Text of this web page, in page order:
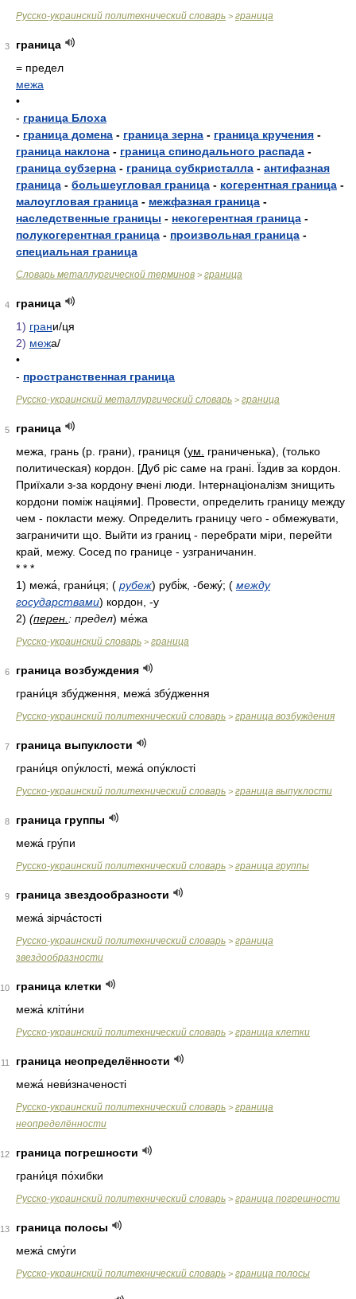
Русско-украинский политехнический словарь > граница
3
граница
= предел
межа
•
- граница Блоха
- граница домена - граница зерна - граница кручения -
граница наклона - граница спинодального распада -
граница субзерна - граница субкристалла - антифазная
граница - большеугловая граница - когерентная граница -
малоугловая граница - межфазная граница -
наследственные границы - некогерентная граница -
полукогерентная граница - произвольная граница -
специальная граница
Словарь металлургической терминов > граница
4
граница
1) грани/ця
2) межа/
•
- пространственная граница
Русско-украинский металлургический словарь > граница
5
граница
межа, грань (р. грани), границя (ум.
граниченька), (только
политическая) кордон. [Дуб ріс саме на грані. Їздив за кордон.
Приїхали з-за кордону вчені люди. Інтернаціоналізм знищить
кордони поміж націями]. Провести, определить границу между
чем - покласти межу. Определить границу чего - обмежувати,
заграничити що. Выйти из границ - перебрати міри, перейти
край, межу. Сосед по границе - узграничанин.
* * *
1) межа́, грани́ця; ( рубеж) рубі́ж, -бежу́; ( между
государствами) кордон, -у
2) (перен. : предел) ме́жа
Русско-украинский словарь > граница
6
граница возбуждения
грани́ця збу́дження, межа́ збу́дження
Русско-украинский политехнический словарь > граница возбуждения
7
граница выпуклости
грани́ця опу́клості, межа́ опу́клості
Русско-украинский политехнический словарь > граница выпуклости
8
граница группы
межа́ гру́пи
Русско-украинский политехнический словарь > граница группы
9
граница звездообразности
межа́ зірча́стості
Русско-украинский политехнический словарь > граница
звездообразности
10
граница клетки
межа́ кліти́ни
Русско-украинский политехнический словарь > граница клетки
11
граница неопределённости
межа́ неви́значеності
Русско-украинский политехнический словарь > граница
неопределённости
12
граница погрешности
грани́ця по́хибки
Русско-украинский политехнический словарь > граница погрешности
13
граница полосы
межа́ сму́ги
Русско-украинский политехнический словарь > граница полосы